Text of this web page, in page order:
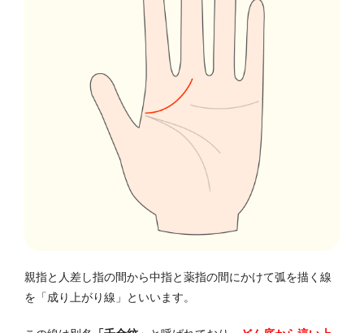
親指と人差し指の間から中指と薬指の間にかけて弧を描く線
を「成り上がり線」といいます。